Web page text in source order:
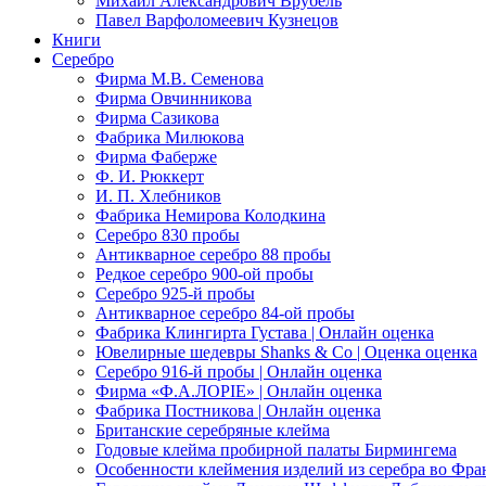
Павел Варфоломеевич Кузнецов
Книги
Серебро
Фирма М.В. Семенова
Фирма Овчинникова
Фирма Сазикова
Фабрика Милюкова
Фирма Фаберже
Ф. И. Рюккерт
И. П. Хлебников
Фабрика Немирова Колодкина
Серебро 830 пробы
Антикварное серебро 88 пробы
Редкое серебро 900-ой пробы
Серебро 925-й пробы
Антикварное серебро 84-ой пробы
Фабрика Клингирта Густава | Онлайн оценка
Ювелирные шедевры Shanks & Co | Оценка оценка
Серебро 916-й пробы | Онлайн оценка
Фирма «Ф.А.ЛОРIЕ» | Онлайн оценка
Фабрика Постникова | Онлайн оценка
Британские серебряные клейма
Годовые клейма пробирной палаты Бирмингема
Особенности клеймения изделий из серебра во